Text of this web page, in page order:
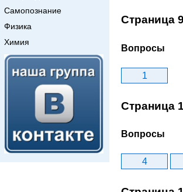
Самопознание
Физика
Химия
Страница 9
Вопросы
1
Страница
Вопросы
4